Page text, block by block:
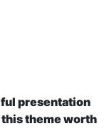
presentation
theme worth